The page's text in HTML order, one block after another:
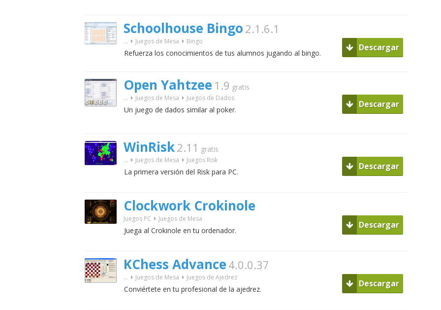
Schoolhouse Bingo 2.1.6.1
... Juegos de Mesa Bingo
Refuerza los conocimientos de tus alumnos jugando al bingo.
Descargar
Open Yahtzee 1.9 gratis
... Juegos de Mesa Juegos de Dados
Un juego de dados similar al poker.
Descargar
WinRisk2.11 gratis
... Juegos de Mesa Juegos Risk
La primera versión del Risk para PC.
Descargar
Clockwork Crokinole
Juegos PC Juegos de Mesa
Juega al Crokinole en tu ordenador.
Descargar
KChess Advance 4.0.0.37
... Juegos de Mesa Juegos de Ajedrez
Conviértete en tu profesional de la ajedrez.
Descargar